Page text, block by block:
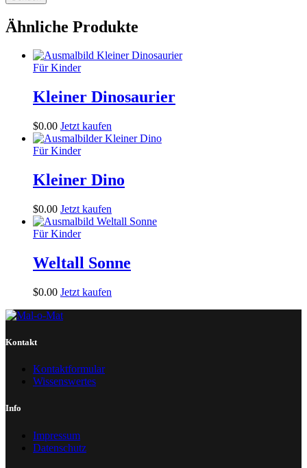
Ähnliche Produkte
Für Kinder
Kleiner Dinosaurier
$0.00 Jetzt kaufen
Für Kinder
Kleiner Dino
$0.00 Jetzt kaufen
Für Kinder
Weltall Sonne
$0.00 Jetzt kaufen
Kontakt
Kontaktformular
Wissenswertes
Info
Impressum
Datenschutz